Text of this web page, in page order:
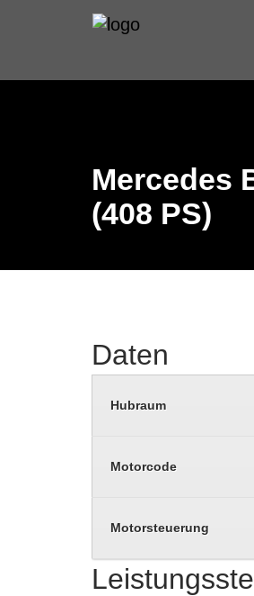
Mercedes
(408 PS)
Daten
Hubraum
Motorcode
Motorsteuerung